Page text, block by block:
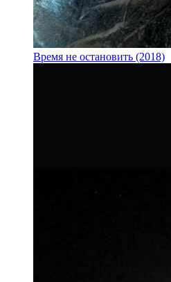
Время не остановить (2018)